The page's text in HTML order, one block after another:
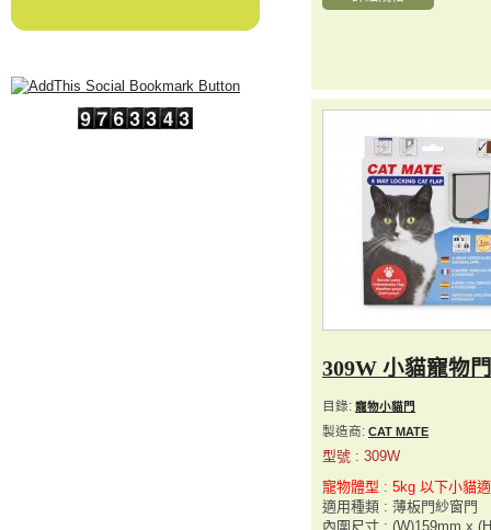
309W 小貓寵物門
目錄: 寵物小貓門
製造商: CAT MATE
型號 : 309W
寵物體型 : 5kg 以下小貓
適用種類 : 薄板門紗窗門
內圍尺寸 : (W)159mm x